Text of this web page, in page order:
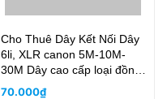
Cho Thuê Dây Kết Nối Dây
6li, XLR canon 5M-10M-
30M Dây cao cấp loại đồng
tốt nguyên chất
70.000₫